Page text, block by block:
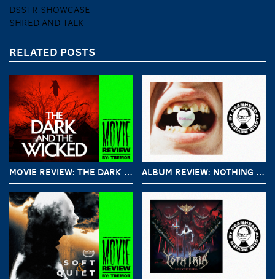
DSSTR SHOWCASE
SHRED AND TALK
RELATED POSTS
MOVIE REVIEW: THE DARK AND THE WICKED (2020) ALBUM REVIEW: NOTHING – A SHORT HISTORY OF DECAY